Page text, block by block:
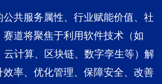
共服务属性、行业赋能价值、社
道将聚焦于利用软件技术（如
计算、区块链、数字孪生等）解
率、优化管理、保障安全、改善